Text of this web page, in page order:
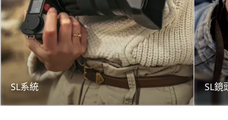
SL系統 SL鏡